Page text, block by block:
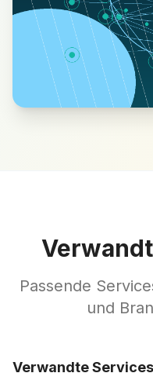
Passende
und
Verwandte Services